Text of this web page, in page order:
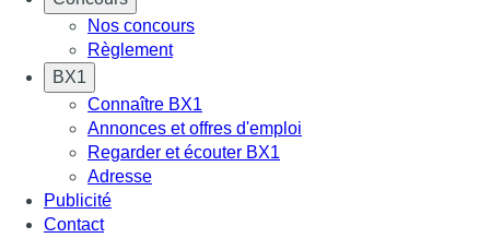
Nos concours
Règlement
BX1
Connaître BX1
Annonces et offres d'emploi
Regarder et écouter BX1
Adresse
Publicité
Contact